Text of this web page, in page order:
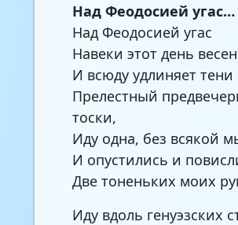
Над Феодосией угас…
Над Феодосией угас
Навеки этот день
И всюду удлиняет тени
Прелестный
тоски,
Иду одна, без всякой
И опустились и
Две тоненьких моих
Иду вдоль генуэзских